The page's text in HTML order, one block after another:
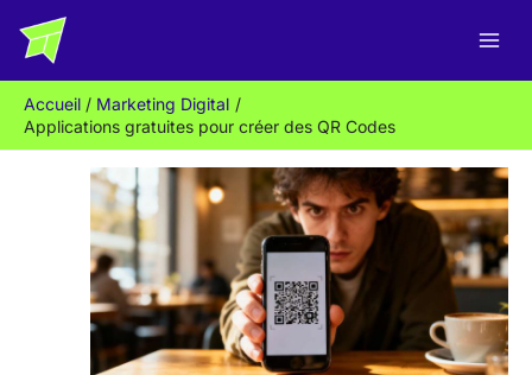
Accueil
Marketing Digital
Applications gratuites pour créer des QR Codes
e
c
h
e